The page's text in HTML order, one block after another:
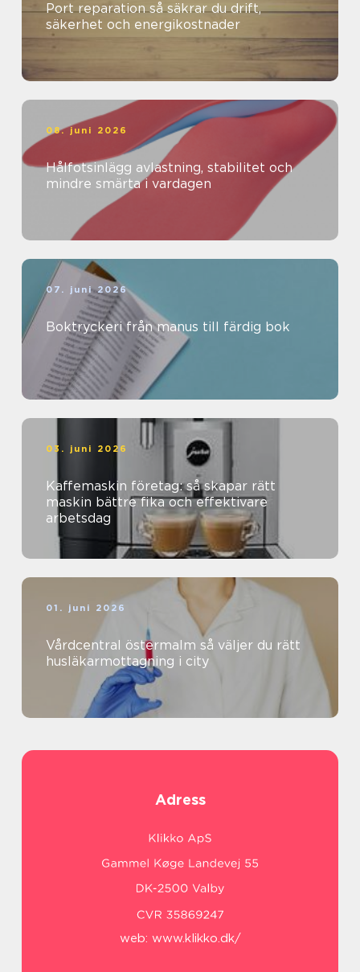
Port reparation så säkrar du drift,
säkerhet och energikostnader
08. juni 2026
Hålfotsinlägg avlastning, stabilitet och
mindre smärta i vardagen
07. juni 2026
Boktryckeri från manus till färdig bok
03. juni 2026
Kaffemaskin företag: så skapar rätt
maskin bättre fika och effektivare
arbetsdag
01. juni 2026
Vårdcentral östermalm så väljer du rätt
husläkarmottagning i city
Adress
web: www.klikko.dk/